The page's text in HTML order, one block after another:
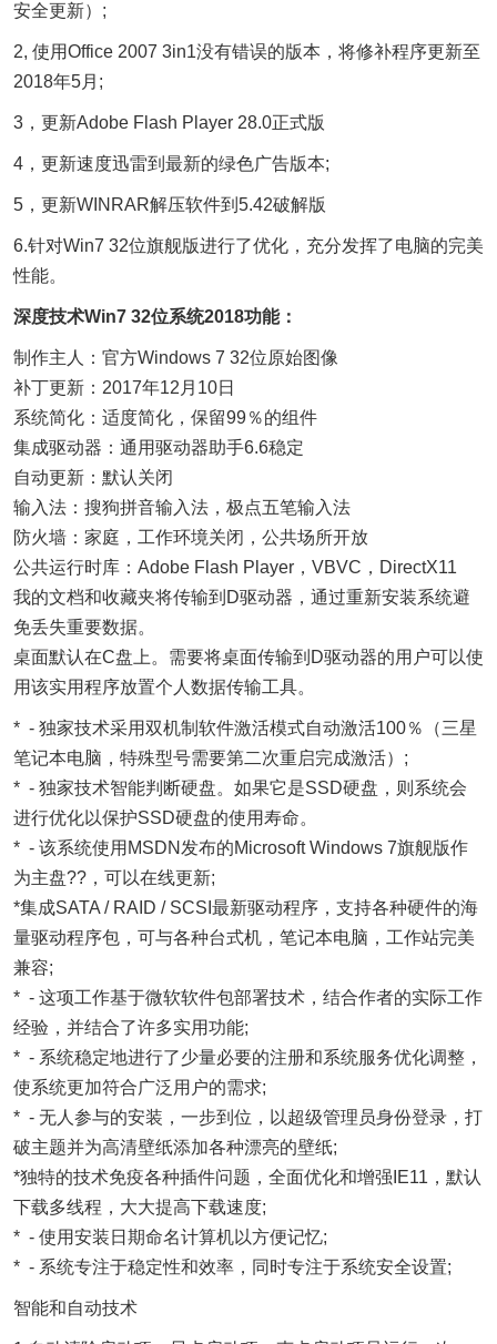
安全更新）;
2, 使用Office 2007 3in1没有错误的版本，将修补程序更新至
2018年5月;
3，更新Adobe Flash Player 28.0正式版
4，更新速度迅雷到最新的绿色广告版本;
5，更新WINRAR解压软件到5.42破解版
6.针对Win7 32位旗舰版进行了优化，充分发挥了电脑的完美
性能。
深度技术Win7 32位系统2018功能：
制作主人：官方Windows 7 32位原始图像
补丁更新：2017年12月10日
系统简化：适度简化，保留99％的组件
集成驱动器：通用驱动器助手6.6稳定
自动更新：默认关闭
输入法：搜狗拼音输入法，极点五笔输入法
防火墙：家庭，工作环境关闭，公共场所开放
公共运行时库：Adobe Flash Player，VBVC，DirectX11
我的文档和收藏夹将传输到D驱动器，通过重新安装系统避
免丢失重要数据。
桌面默认在C盘上。需要将桌面传输到D驱动器的用户可以使
用该实用程序放置个人数据传输工具。
* - 独家技术采用双机制软件激活模式自动激活100％（三星
笔记本电脑，特殊型号需要第二次重启完成激活）;
* - 独家技术智能判断硬盘。如果它是SSD硬盘，则系统会
进行优化以保护SSD硬盘的使用寿命。
* - 该系统使用MSDN发布的Microsoft Windows 7旗舰版作
为主盘??，可以在线更新;
*集成SATA / RAID / SCSI最新驱动程序，支持各种硬件的海
量驱动程序包，可与各种台式机，笔记本电脑，工作站完美
兼容;
* - 这项工作基于微软软件包部署技术，结合作者的实际工作
经验，并结合了许多实用功能;
* - 系统稳定地进行了少量必要的注册和系统服务优化调整，
使系统更加符合广泛用户的需求;
* - 无人参与的安装，一步到位，以超级管理员身份登录，打
破主题并为高清壁纸添加各种漂亮的壁纸;
*独特的技术免疫各种插件问题，全面优化和增强IE11，默认
下载多线程，大大提高下载速度;
* - 使用安装日期命名计算机以方便记忆;
* - 系统专注于稳定性和效率，同时专注于系统安全设置;
智能和自动技术